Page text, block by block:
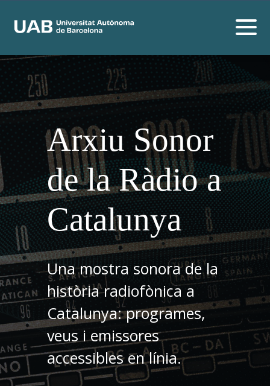
Arxiu Sonor
de la Ràdio a
Catalunya
Una mostra sonora de la
història radiofònica a
Catalunya: programes,
veus i emissores
accessibles en línia.